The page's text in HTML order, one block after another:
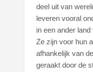
deel uit van
leveren vooral
in een ander
Ze zijn voor hun
afhankelijk van
geraakt door de